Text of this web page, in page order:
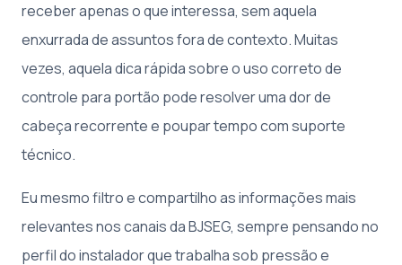
receber apenas o que interessa, sem aquela
enxurrada de assuntos fora de contexto. Muitas
vezes, aquela dica rápida sobre o uso correto de
controle para portão pode resolver uma dor de
cabeça recorrente e poupar tempo com suporte
técnico.
Eu mesmo filtro e compartilho as informações mais
relevantes nos canais da BJSEG, sempre pensando no
perfil do instalador que trabalha sob pressão e